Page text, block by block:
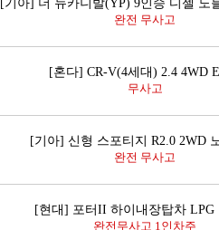
[기아] 더 뉴카니발(YP) 9인승 디젤 노
완전 무사고
[혼다] CR-V(4세대) 2.4 4WD
무사고
[기아] 신형 스포티지 R2.0 2WD
완전 무사고
[현대] 포터II 하이내장탑차 LPG
완전무사고 1인차주